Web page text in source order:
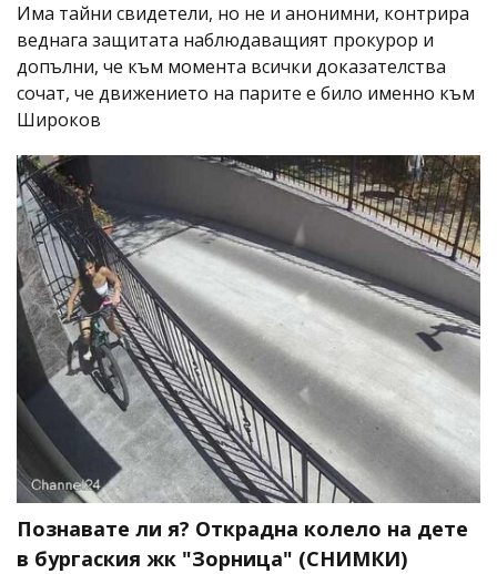
Има тайни свидетели, но не и анонимни, контрира
веднага защитата наблюдаващият прокурор и
допълни, че към момента всички доказателства
сочат, че движението на парите е било именно към
Широков
Познавате ли я? Открадна колело на дете
в бургаския жк "Зорница" (СНИМКИ)